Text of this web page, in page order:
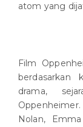
atom yang
Film
berdasarkan
drama,
Nolan,